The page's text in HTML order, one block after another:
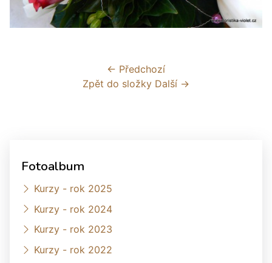
← Předchozí
Zpět do složky Další →
Fotoalbum
Kurzy - rok 2025
Kurzy - rok 2024
Kurzy - rok 2023
Kurzy - rok 2022